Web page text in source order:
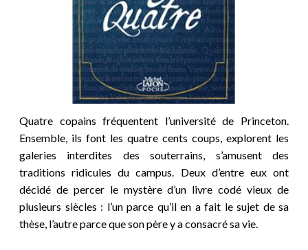
Quatre copains fréquentent l’université de Princeton.
Ensemble, ils font les quatre cents coups, explorent les
galeries interdites des souterrains, s’amusent des
traditions ridicules du campus. Deux d’entre eux ont
décidé de percer le mystère d’un livre codé vieux de
plusieurs siècles : l’un parce qu’il en a fait le sujet de sa
thèse, l’autre parce que son père y a consacré sa vie.